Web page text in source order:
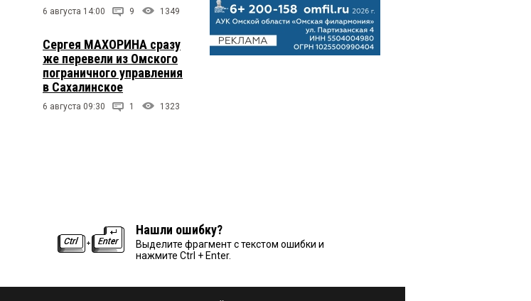
6 августа 14:00 9 1349
Сергея МАХОРИНА сразу
же перевели из Омского
пограничного управления
в Сахалинское
6 августа 09:30 1 1323
Нашли ошибку?
Выделите фрагмент с текстом ошибки и
нажмите Ctrl + Enter.